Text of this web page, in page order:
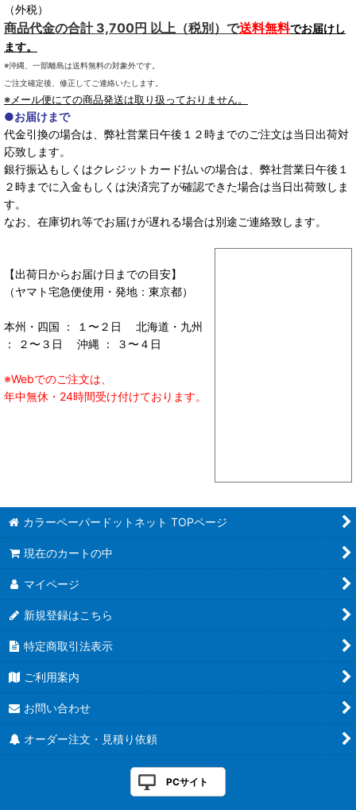
（外税）
商品代金の合計 3,700円 以上（税別）で送料無料でお届けし
ます。
※沖縄、一部離島は送料無料の対象外です。
ご注文確定後、修正してご連絡いたします。
※メール便にての商品発送は取り扱っておりません。
●お届けまで
代金引換の場合は、弊社営業日午後１２時までのご注文は当日出荷対
応致します。
銀行振込もしくはクレジットカード払いの場合は、弊社営業日午後１
２時までに入金もしくは決済完了が確認できた場合は当日出荷致しま
す。
なお、在庫切れ等でお届けが遅れる場合は別途ご連絡致します。
【出荷日からお届け日までの目安】
（ヤマト宅急便使用・発地：東京都）
本州・四国 ： １〜２日 北海道・九州
： ２〜３日 沖縄 ： ３〜４日
※Webでのご注文は、
年中無休・24時間受け付けております。
カラーペーパードットネット TOPページ
現在のカートの中
マイページ
新規登録はこちら
特定商取引法表示
ご利用案内
お問い合わせ
オーダー注文・見積り依頼
PCサイト